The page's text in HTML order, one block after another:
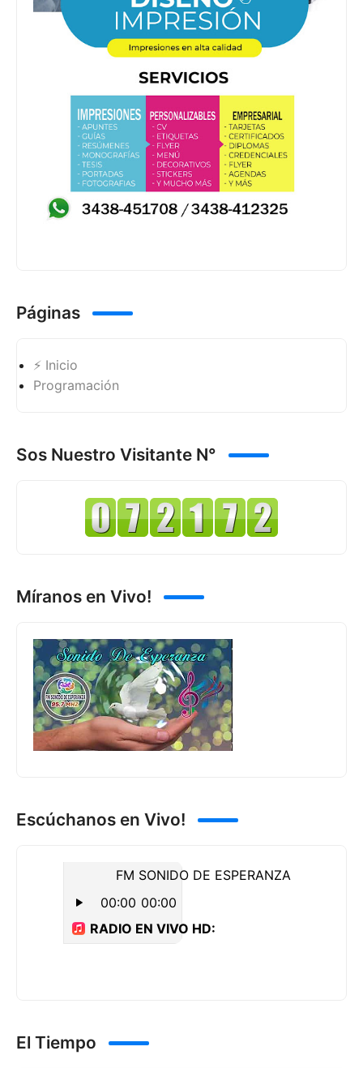
Páginas
⚡ Inicio
Programación
Sos Nuestro Visitante N°
Míranos en Vivo!
Escúchanos en Vivo!
El Tiempo